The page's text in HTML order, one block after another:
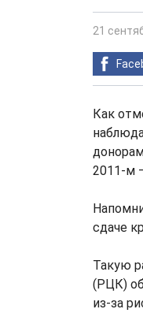
21
Как
2011-м
сдаче
Такую
(РЦК)
из-за